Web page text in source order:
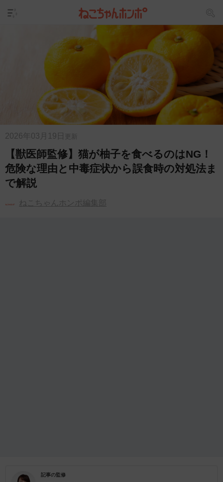
2026年03月19日 更新
【獣医師監修】猫が柚子を食べるのはNG！
危険な理由と中毒症状から誤食時の対処法ま
で解説
ねこちゃんホンポ編集部
記事の監修